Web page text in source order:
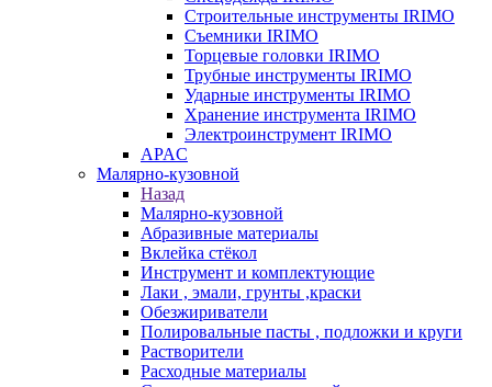
Строительные инструменты IRIMO
Съемники IRIMO
Торцевые головки IRIMO
Трубные инструменты IRIMO
Ударные инструменты IRIMO
Хранение инструмента IRIMO
Электроинструмент IRIMO
APAC
Малярно-кузовной
Назад
Малярно-кузовной
Абразивные материалы
Вклейка стёкол
Инструмент и комплектующие
Лаки , эмали, грунты ,краски
Обезжириватели
Полировальные пасты , подложки и круги
Растворители
Расходные материалы